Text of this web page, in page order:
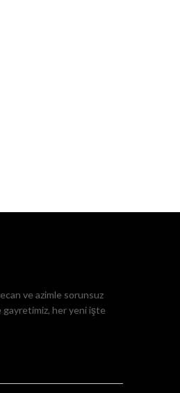
ve azimle sorunsuz
her yeni işte